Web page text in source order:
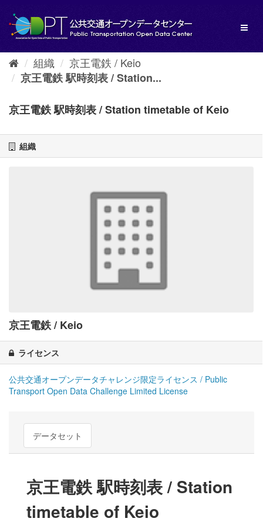
し
組織
京王電鉄 / Keio
京王電鉄 駅時刻表 / Station...
京王電鉄 駅時刻表 / Station timetable of Keio
組織
京王電鉄 / Keio
ライセンス
公共交通オープンデータチャレンジ限定ライセンス / Public
Transport Open Data Challenge Limited License
データセット
京王電鉄 駅時刻表 / Station
timetable of Keio